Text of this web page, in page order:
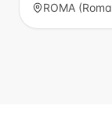
ROMA